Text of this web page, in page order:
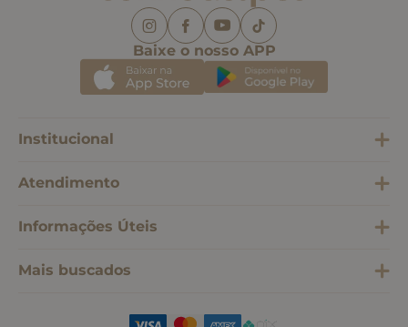
Baixe o nosso APP
Institucional
Atendimento
Informações Úteis
Mais buscados